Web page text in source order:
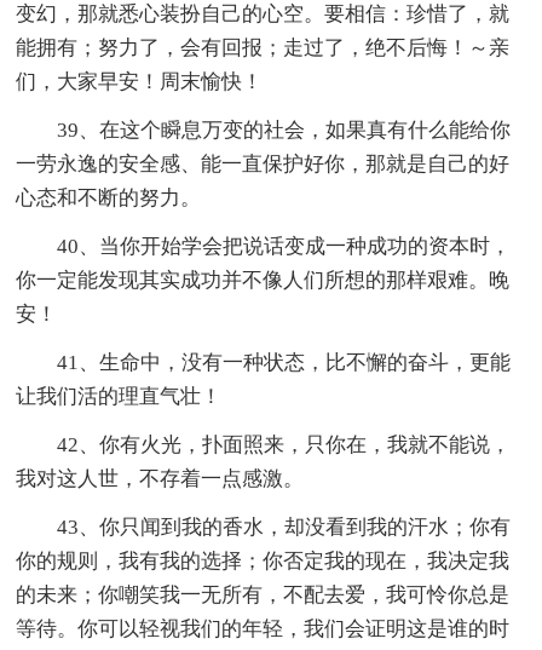
变幻，那就悉心装扮自己的心空。要相信：珍惜了，就
能拥有；努力了，会有回报；走过了，绝不后悔！～亲
们，大家早安！周末愉快！
39、在这个瞬息万变的社会，如果真有什么能给你
一劳永逸的安全感、能一直保护好你，那就是自己的好
心态和不断的努力。
40、当你开始学会把说话变成一种成功的资本时，
你一定能发现其实成功并不像人们所想的那样艰难。晚
安！
41、生命中，没有一种状态，比不懈的奋斗，更能
让我们活的理直气壮！
42、你有火光，扑面照来，只你在，我就不能说，
我对这人世，不存着一点感激。
43、你只闻到我的香水，却没看到我的汗水；你有
你的规则，我有我的选择；你否定我的现在，我决定我
的未来；你嘲笑我一无所有，不配去爱，我可怜你总是
等待。你可以轻视我们的年轻，我们会证明这是谁的时